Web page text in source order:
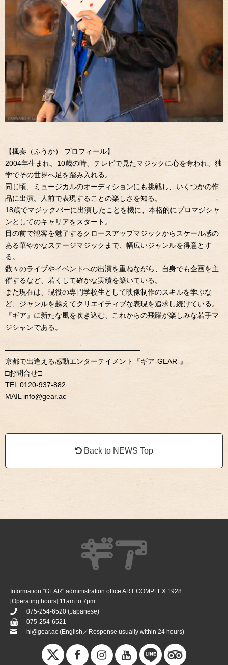
【楓奏（ふうか） プロフィール】
2004年生まれ。10歳の時、テレビで見たマジックに心を奪われ、独
学でその世界へ足を踏み入れる。
同じ頃、ミュージカルのオーディションにも挑戦し、いくつかの作
品に出演。人前で表現することの楽しさを知る。
18歳でマジックバーに出演したことを機に、本格的にプロマジシャ
ンとしてのキャリアをスタート。
目の前で観客を魅了するクロースアップマジックからスケール感の
ある華やかなステージマジックまで、幅広いジャンルを得意とす
る。
数々のライブやイベントへの出演を重ねながら、自身でも企画を主
催するなど、若くして確かな実績を築いている。
また現在は、現役の専門学校生として映像制作のスキルを学ぶな
ど、ジャンルを越えてクリエイティブな表現を追求し続けている。
『ギア』に新たな風を吹き込む、これからの飛躍が楽しみな若手マ
ジシャンである。
———————————————————
京都で出逢える感動エンターテイメント『ギア-GEAR-』
□お問合せ□
TEL 0120-937-882
MAIL info@gear.ac
Back to NEWS Top
Information ”GEAR" administration office ART COMPLEX 1928
[Operating hours] 11am to 7pm
075-254-6520 (Japanese)
075-254-6521
hi@gear.ac (English／Response usually within 24 hours)